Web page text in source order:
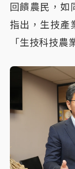
回饋農民，如
指出，生技產
「生技科技農